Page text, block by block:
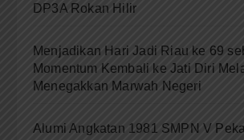
DP3A Rokan Hilir
Menjadikan Hari Jadi Riau ke 69
Momentum Kembali ke Jati Diri
Menegakkan Marwah Negeri
Alumi Angkatan 1981 SMPN V